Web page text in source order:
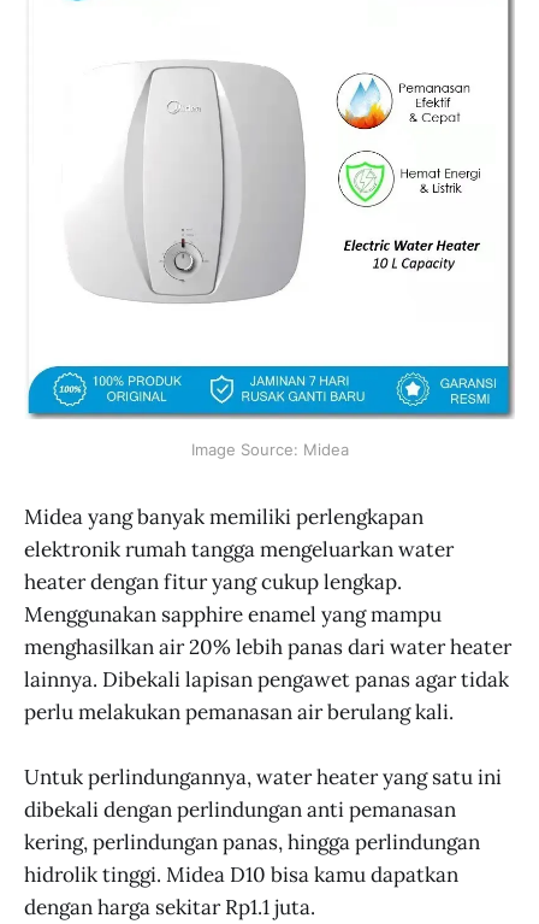
Image Source: Midea
Midea yang banyak memiliki perlengkapan
elektronik rumah tangga mengeluarkan water
heater dengan fitur yang cukup lengkap.
Menggunakan sapphire enamel yang mampu
menghasilkan air 20% lebih panas dari water heater
lainnya. Dibekali lapisan pengawet panas agar tidak
perlu melakukan pemanasan air berulang kali.
Untuk perlindungannya, water heater yang satu ini
dibekali dengan perlindungan anti pemanasan
kering, perlindungan panas, hingga perlindungan
hidrolik tinggi. Midea D10 bisa kamu dapatkan
dengan harga sekitar Rp1.1 juta.